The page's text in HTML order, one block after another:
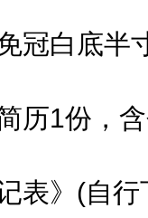
白底半
1份，含
》(自行